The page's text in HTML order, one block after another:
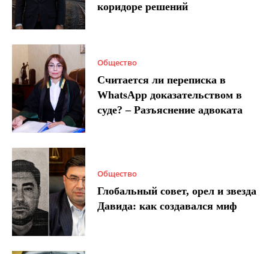
коридоре решений
Общество
Считается ли переписка в
WhatsApp доказательством в
суде? – Разъяснение адвоката
Общество
Глобальный совет, орел и звезда
Давида: как создавался миф